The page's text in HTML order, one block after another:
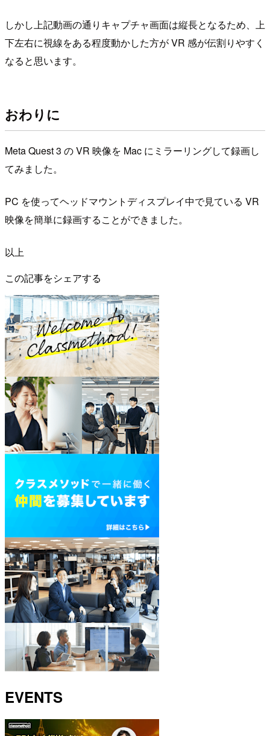
しかし上記動画の通りキャプチャ画面は縦長となるため、上
下左右に視線をある程度動かした方が VR 感が伝割りやすく
なると思います。
おわりに
Meta Quest 3 の VR 映像を Mac にミラーリングして録画し
てみました。
PC を使ってヘッドマウントディスプレイ中で見ている VR
映像を簡単に録画することができました。
以上
この記事をシェアする
EVENTS